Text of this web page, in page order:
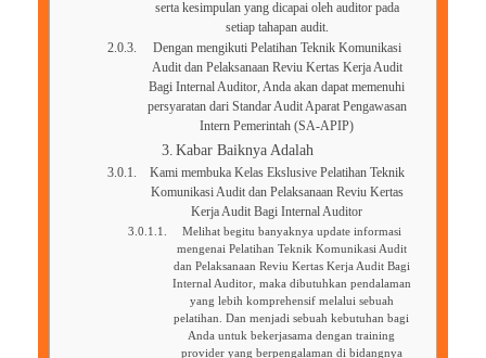
serta kesimpulan yang dicapai oleh auditor pada
setiap tahapan audit.
Dengan mengikuti Pelatihan Teknik Komunikasi
Audit dan Pelaksanaan Reviu Kertas Kerja Audit
Bagi Internal Auditor, Anda akan dapat memenuhi
persyaratan dari Standar Audit Aparat Pengawasan
Intern Pemerintah (SA-APIP)
Kabar Baiknya Adalah
Kami membuka Kelas Ekslusive Pelatihan Teknik
Komunikasi Audit dan Pelaksanaan Reviu Kertas
Kerja Audit Bagi Internal Auditor
Melihat begitu banyaknya update informasi
mengenai Pelatihan Teknik Komunikasi Audit
dan Pelaksanaan Reviu Kertas Kerja Audit Bagi
Internal Auditor, maka dibutuhkan pendalaman
yang lebih komprehensif melalui sebuah
pelatihan. Dan menjadi sebuah kebutuhan bagi
Anda untuk bekerjasama dengan training
provider yang berpengalaman di bidangnya